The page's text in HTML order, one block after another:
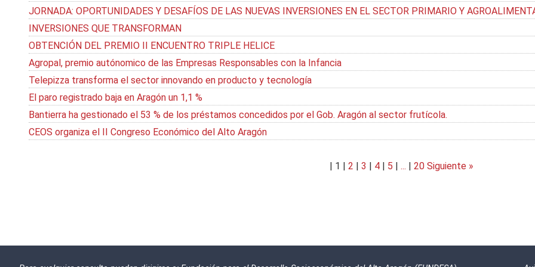
JORNADA: OPORTUNIDADES Y DESAFÍOS DE LAS NUEVAS INVERSIONES EN EL SECTOR PRIMARIO Y
INVERSIONES QUE TRANSFORMAN
OBTENCIÓN DEL PREMIO II ENCUENTRO TRIPLE HELICE
Agropal, premio autónomico de las Empresas Responsables con la Infancia
Telepizza transforma el sector innovando en producto y tecnología
El paro registrado baja en Aragón un 1,1 %
Bantierra ha gestionado el 53 % de los préstamos concedidos por el Gob. Aragón al sector frutícola.
CEOS organiza el II Congreso Económico del Alto Aragón
| 1 | 2 | 3 | 4| 5 | ... | 20Siguiente »